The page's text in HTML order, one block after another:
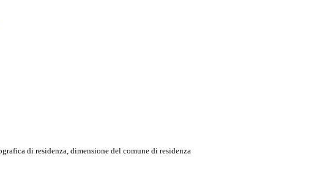
di residenza, dimensione del comune di residenza